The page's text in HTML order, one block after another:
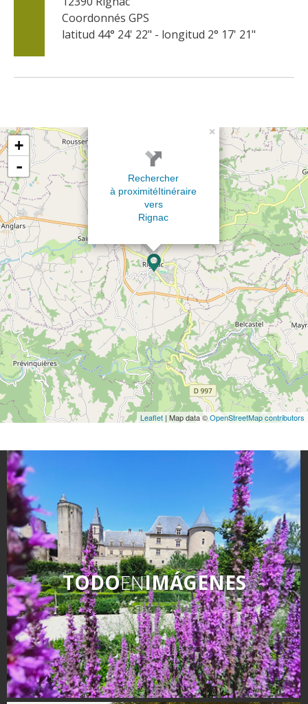
Coordonnés GPS
latitud 44° 24' 22" - longitud 2° 17' 21"
×
Rechercher
à proximitéItinéraire
vers
Rignac
+
-
Leaflet | Map data ©OpenStreetMap contributors
TODOENIMÁGENES